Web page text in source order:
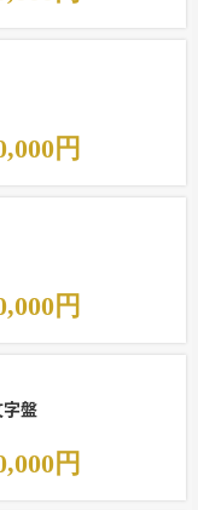
円
円
盤
円